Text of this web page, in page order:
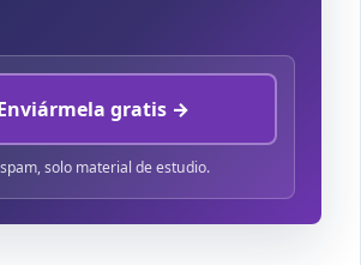
gratis →
solo material de estudio.